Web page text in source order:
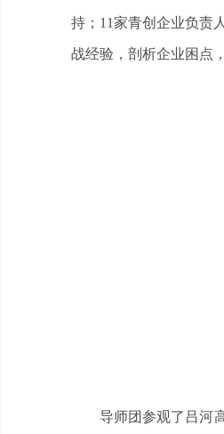
持；11家青创企业负责
战经验，剖析企业困点
导师团参观了吕河